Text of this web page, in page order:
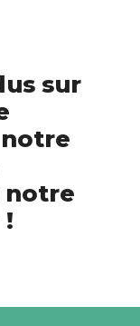
sur
notre